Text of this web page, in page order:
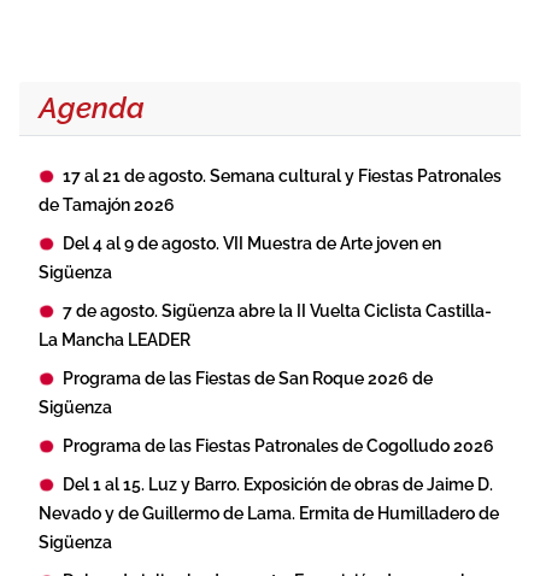
Agenda
17 al 21 de agosto. Semana cultural y Fiestas Patronales
de Tamajón 2026
Del 4 al 9 de agosto. VII Muestra de Arte joven en
Sigüenza
7 de agosto. Sigüenza abre la II Vuelta Ciclista Castilla-
La Mancha LEADER
Programa de las Fiestas de San Roque 2026 de
Sigüenza
Programa de las Fiestas Patronales de Cogolludo 2026
Del 1 al 15. Luz y Barro. Exposición de obras de Jaime D.
Nevado y de Guillermo de Lama. Ermita de Humilladero de
Sigüenza